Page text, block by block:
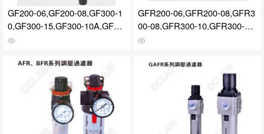
GF200-06,GF200-08,GF300-1
0,GF300-15,GF300-10A,GF30
0-15A,GF400-10M,气源处理原
GFR200-06,GFR200-08,GFR3
00-08,GFR300-10,GFR300-15,
GFR400-10,气源处理件--调压